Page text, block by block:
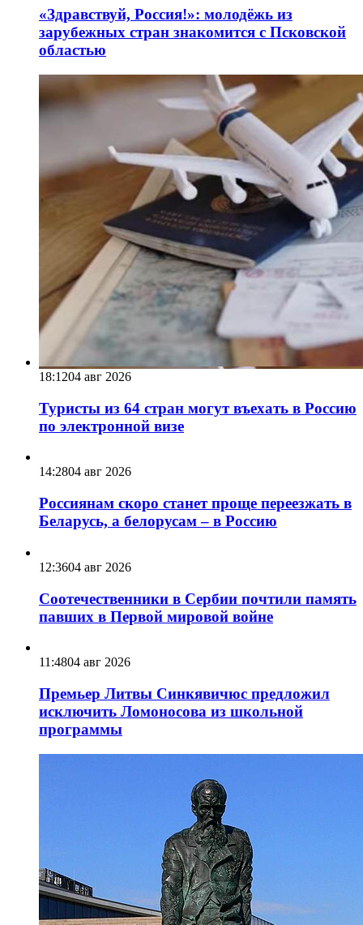
«Здравствуй, Россия!»: молодёжь из
зарубежных стран знакомится с Псковской
областью
18:1204 авг 2026
Туристы из 64 стран могут въехать в Россию
по электронной визе
14:2804 авг 2026
Россиянам скоро станет проще переезжать в
Беларусь, а белорусам – в Россию
12:3604 авг 2026
Соотечественники в Сербии почтили память
павших в Первой мировой войне
11:4804 авг 2026
Премьер Литвы Синкявичюс предложил
исключить Ломоносова из школьной
программы